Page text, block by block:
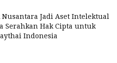
Jadi Aset Intelektual
Serahkan Hak Cipta untuk
Indonesia